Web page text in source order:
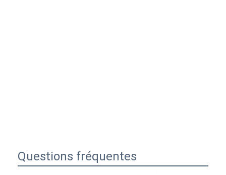
Questions fréquentes